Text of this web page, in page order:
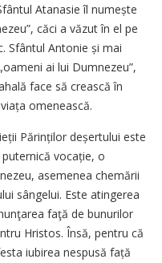
Atanasie îl numește
căci a văzut în el pe
Sfântul Antonie și mai
ai lui Dumnezeu”,
face să crească în
omenească.
Părinților deșertului este
vocație, o
asemenea chemării
sângelui. Este atingerea
faţă de bunurilor
Hristos. Însă, pentru că
iubirea nespusă față